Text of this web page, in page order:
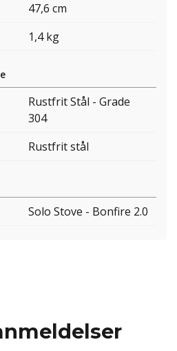
47,6 cm
1,4 kg
Rustfrit Stål - Grade
304
Rustfrit stål
Solo Stove - Bonfire 2.0